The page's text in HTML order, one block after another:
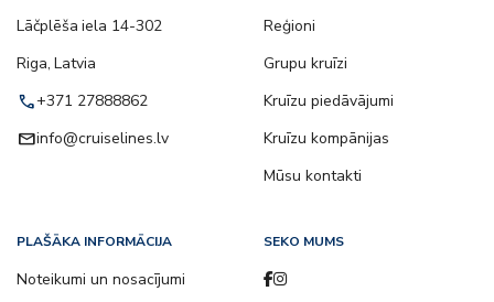
Lāčplēša iela 14-302
Riga, Latvia
call+371 27888862
emailinfo@cruiselines.lv
Reģioni
Grupu kruīzi
Kruīzu piedāvājumi
Kruīzu kompānijas
Mūsu kontakti
PLAŠĀKA INFORMĀCIJA
Noteikumi un nosacījumi
SEKO MUMS